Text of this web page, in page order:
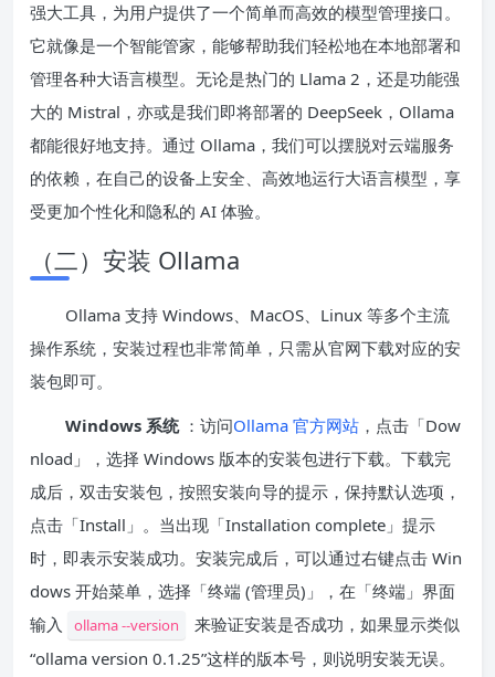
强大工具，为用户提供了一个简单而高效的模型管理接口。
它就像是一个智能管家，能够帮助我们轻松地在本地部署和
管理各种大语言模型。无论是热门的 Llama 2，还是功能强
大的 Mistral，亦或是我们即将部署的 DeepSeek，Ollama
都能很好地支持。通过 Ollama，我们可以摆脱对云端服务
的依赖，在自己的设备上安全、高效地运行大语言模型，享
受更加个性化和隐私的 AI 体验。
（二）安装 Ollama
Ollama 支持 Windows、MacOS、Linux 等多个主流
操作系统，安装过程也非常简单，只需从官网下载对应的安
装包即可。
Windows 系统 ：访问Ollama 官方网站 ，点击「Dow
nload」，选择 Windows 版本的安装包进行下载。下载完
成后，双击安装包，按照安装向导的提示，保持默认选项，
点击「Install」。当出现「Installation complete」提示
时，即表示安装成功。安装完成后，可以通过右键点击 Win
dows 开始菜单，选择「终端 (管理员)」，在「终端」界面
输入
ollama --version
来验证安装是否成功，如果显示类似
“ollama version 0.1.25”这样的版本号，则说明安装无误。